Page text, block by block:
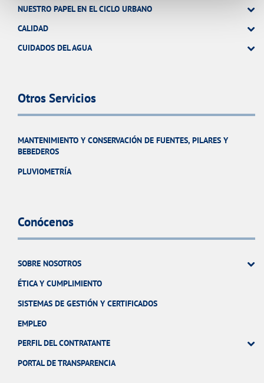
NUESTRO PAPEL EN EL CICLO URBANO
CALIDAD
CUIDADOS DEL AGUA
Otros Servicios
MANTENIMIENTO Y CONSERVACIÓN DE FUENTES, PILARES Y
BEBEDEROS
PLUVIOMETRÍA
Conócenos
SOBRE NOSOTROS
ÉTICA Y CUMPLIMIENTO
SISTEMAS DE GESTIÓN Y CERTIFICADOS
EMPLEO
PERFIL DEL CONTRATANTE
PORTAL DE TRANSPARENCIA